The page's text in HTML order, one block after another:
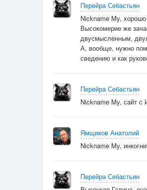
Перейра Себастьян
Nickname My,
Высокомерие же
двусмысленным,
А, вообще, нужно
сведению и как
Перейра Себастьян
Nickname My, сайт с
Ямщиков Анатолий
Nickname My,
Перейра Себастьян